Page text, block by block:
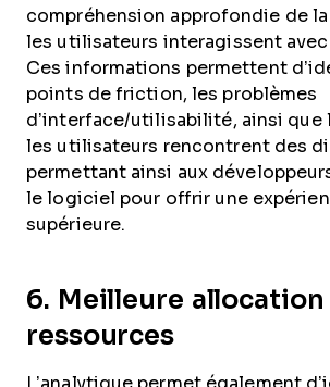
compréhension approfondie de
les utilisateurs interagissent
Ces informations permettent
points de friction, les problèmes
d’interface/utilisabilité, ainsi que
les utilisateurs rencontrent des
permettant ainsi aux
le logiciel pour offrir une
supérieure.
6. Meilleure allocation
ressources
L’analytique permet également